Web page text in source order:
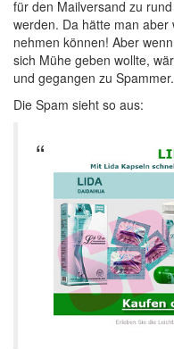
für den Mailversand zu
werden. Da hätte man
nehmen können! Aber
sich Mühe geben wollte,
und gegangen zu Spammer.
Die Spam sieht so aus: